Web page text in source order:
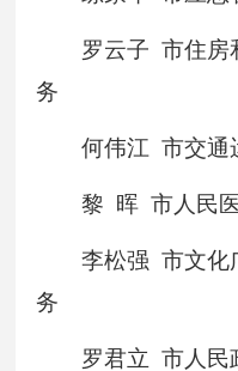
罗云子 市住房
务
何伟江 市交通
黎 晖 市人民医
李松强 市文化
务
罗君立 市人民